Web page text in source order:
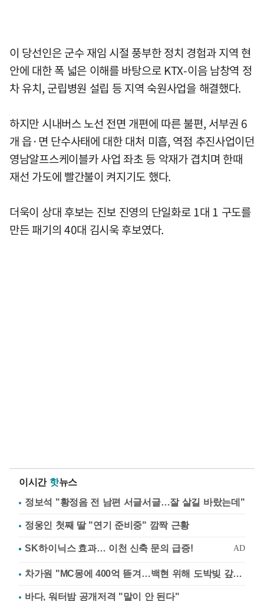
이 당선인은 군수 재임 시절 풍부한 정치 경험과 지역 현
안에 대한 폭 넓은 이해를 바탕으로 KTX-이음 남창역 정
차 유치, 군립병원 설립 등 지역 숙원사업을 해결했다.
하지만 시내버스 노선 전면 개편에 따른 불편, 서부권 6
개 읍·면 단수사태에 대한 대처 미흡, 역점 추진사업이던
영남알프스케이블카 사업 좌초 등 악재가 겹치며 한때
재선 가도에 빨간불이 켜지기도 했다.
더욱이 상대 후보는 진보 진영의 단일화로 1대 1 구도를
만든 패기의 40대 김시욱 후보였다.
이시간 핫뉴스
정보석 "황정음 전 남편 서글서글…잘 살길 바랐는데"
정웅인 첫째 딸 "연기 준비중" 깜짝 근황
차가원 "MC몽에 400억 뜯겨…백현 위해 도박빚 갚아줘"
바다, 워터밤 공개저격 "말이 안 된다"